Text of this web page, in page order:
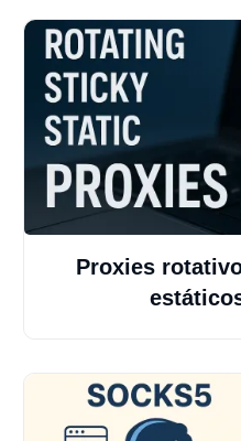
Proxies